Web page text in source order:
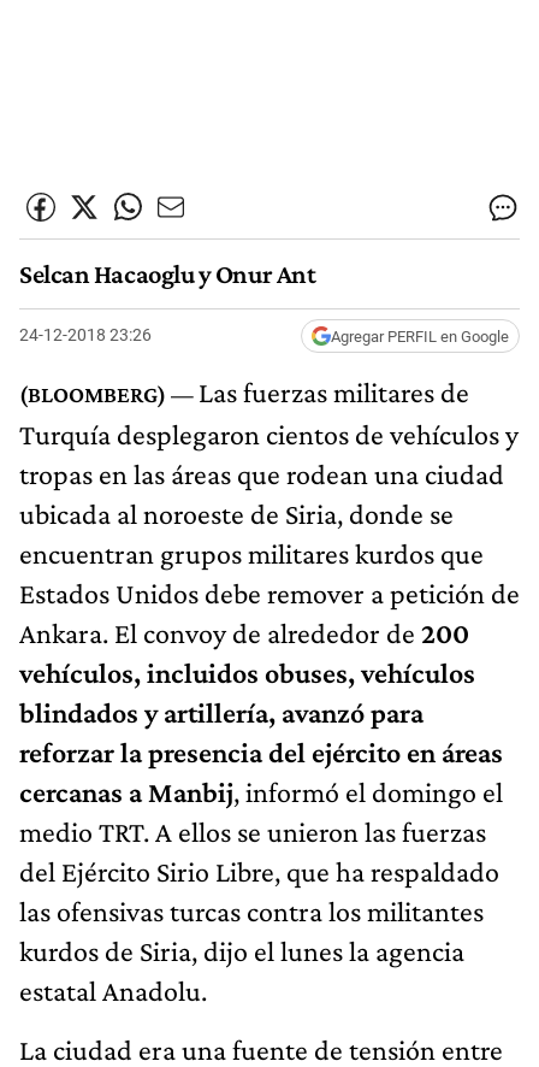
Selcan Hacaoglu y Onur Ant
24-12-2018 23:26 Agregar PERFIL en Google
Las fuerzas militares de
Turquía desplegaron cientos de vehículos y
tropas en las áreas que rodean una ciudad
ubicada al noroeste de Siria, donde se
encuentran grupos militares kurdos que
Estados Unidos debe remover a petición de
Ankara. El convoy de alrededor de 200
vehículos, incluidos obuses, vehículos
blindados y artillería, avanzó para
reforzar la presencia del ejército en áreas
cercanas a Manbij, informó el domingo el
medio TRT. A ellos se unieron las fuerzas
del Ejército Sirio Libre, que ha respaldado
las ofensivas turcas contra los militantes
kurdos de Siria, dijo el lunes la agencia
estatal Anadolu.
La ciudad era una fuente de tensión entre